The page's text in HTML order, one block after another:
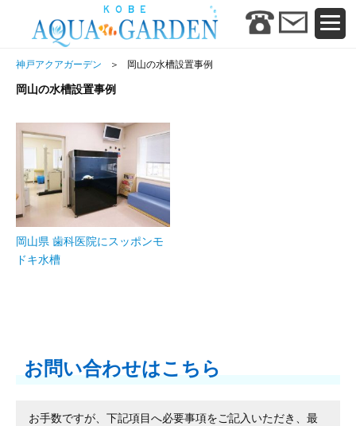
神戸アクアガーデン 岡山の水槽設置事例
岡山の水槽設置事例
岡山県 歯科医院にスッポンモ
ドキ水槽
お問い合わせはこちら
お手数ですが、下記項目へ必要事項をご記入いただき、最